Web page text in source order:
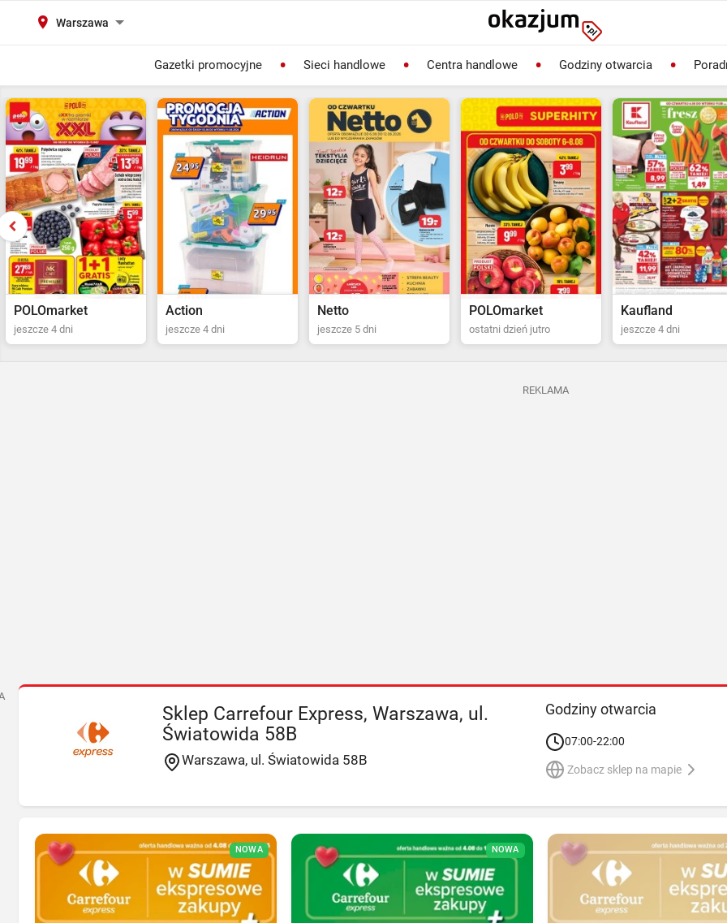
Warszawa
Gazetki promocyjne Sieci handlowe Centra handlowe Godziny otwarcia
Action
jeszcze 4 dni
Netto
jeszcze 5 dni
POLOmarket
ostatni dzień jutro
Kaufland
jeszcze 4 dni
Biedronka
ostatni dzień jutro
REKLAMA
Sklep Carrefour Express, Warszawa, ul.
Światowida 58B
Warszawa, ul. Światowida 58B
Godziny otwarcia
07:00-22:00
Zobacz sklep na mapie
NOWA NOWA